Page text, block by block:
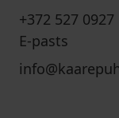
+372 527 0927
E-pasts